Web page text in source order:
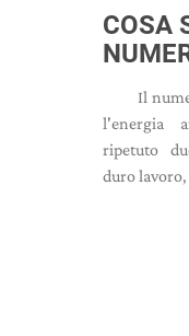
COSA
Il
l'energia
ripetuto
duro